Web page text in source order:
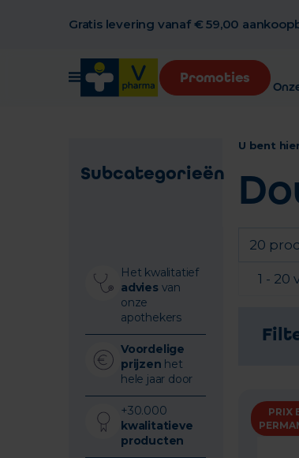
Gratis levering vanaf € 59,00
Promoties
Subcategorieën
Het kwalitatief
adviesvan
onze
apothekers
Voordelige
prijzen het
hele jaar door
+30.000
kwalitatieve
producten
U bent
20
1 - 20
PRIX